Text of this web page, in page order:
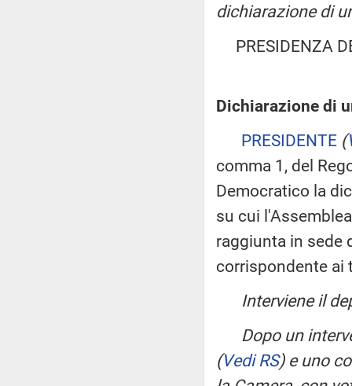
dichiarazione di
PRESIDENZA
Dichiarazione di
PRESIDENTE (
comma 1, del
Democratico la
su cui
raggiunta in sede
corrispondente ai
Interviene il
Dopo un
(Vedi RS)e uno